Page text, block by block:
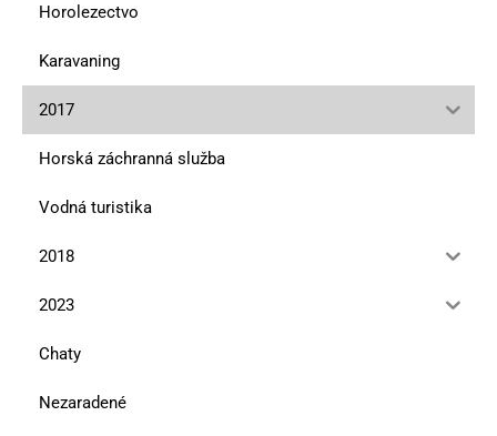
Horolezectvo
Karavaning
2017
Horská záchranná služba
Vodná turistika
2018
2023
Chaty
Nezaradené